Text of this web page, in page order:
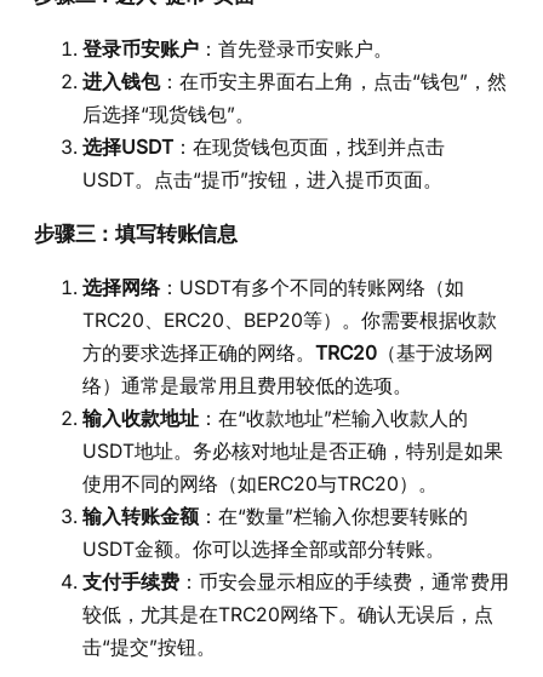
登录币安账户 ：首先登录币安账户。
进入钱包：在币安主界面右上角，点击“钱包”，然
后选择“现货钱包”。
选择USDT ：在现货钱包页面，找到并点击
USDT。点击“提币”按钮，进入提币页面。
步骤三：填写转账信息
选择网络：USDT有多个不同的转账网络（如
TRC20、ERC20、BEP20等）。你需要根据收款
方的要求选择正确的网络。 TRC20 （基于波场网
络）通常是最常用且费用较低的选项。
输入收款地址 ：在“收款地址”栏输入收款人的
USDT地址。务必核对地址是否正确，特别是如果
使用不同的网络（如ERC20与TRC20）。
输入转账金额 ：在“数量”栏输入你想要转账的
USDT金额。你可以选择全部或部分转账。
支付手续费 ：币安会显示相应的手续费，通常费用
较低，尤其是在TRC20网络下。确认无误后，点
击“提交”按钮。